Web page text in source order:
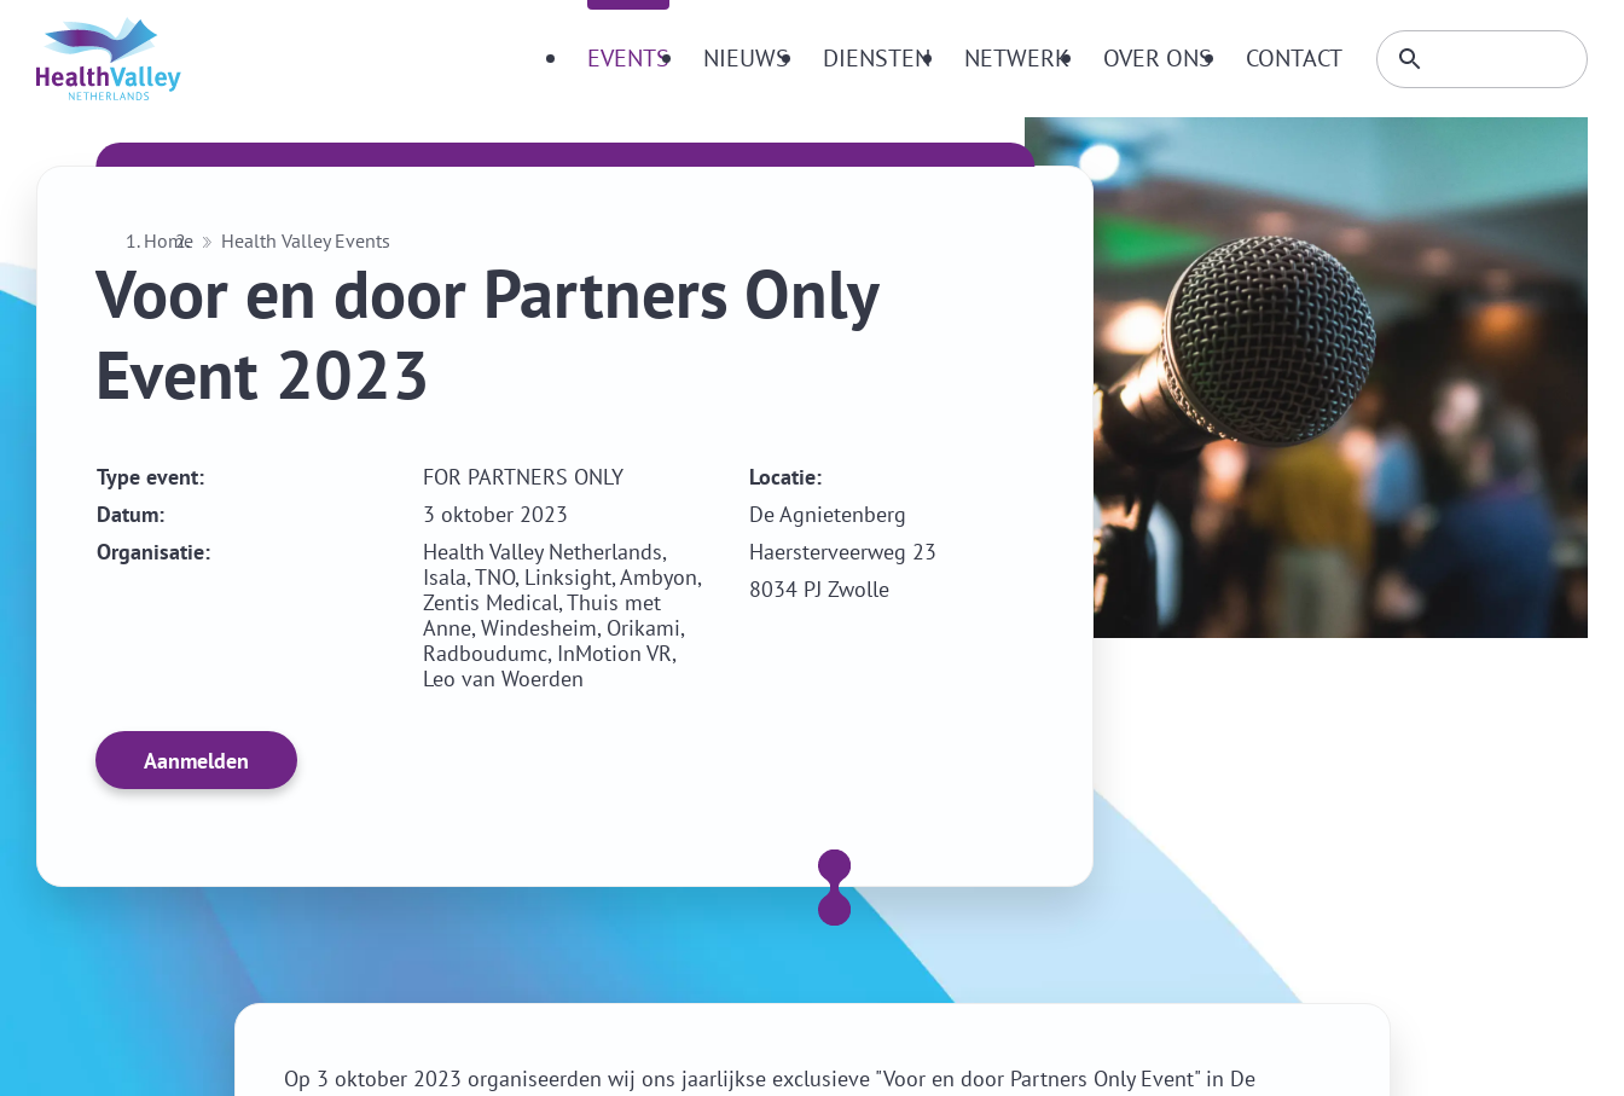
Menu
EVENTS NIEUWS DIENSTEN NETWERK OVER ONS CONTACT
Zoeken
binnenZoeken
Home Health Valley Events
Voor en door Partners Only
Event 2023
Type event:
FOR PARTNERS ONLY
Datum:
3 oktober 2023
Organisatie:
Health Valley Netherlands,
Isala, TNO, Linksight, Ambyon,
Zentis Medical, Thuis met
Anne, Windesheim, Orikami,
Radboudumc, InMotion VR,
Leo van Woerden
Locatie:
De Agnietenberg
Haersterveerweg 23
8034 PJ Zwolle
Aanmelden
Op 3 oktober 2023 organiseerden wij ons jaarlijkse exclusieve "Voor en door Partners Only Event" in De